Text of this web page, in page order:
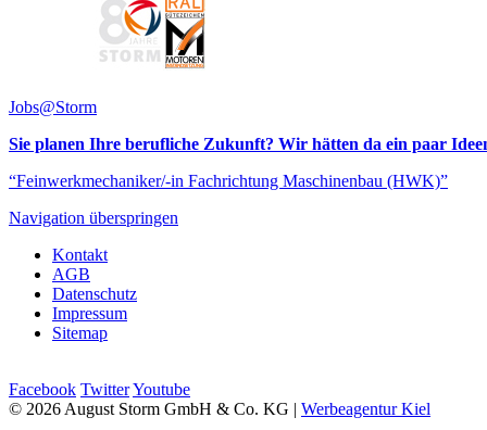
Jobs@Storm
Sie planen Ihre berufliche Zukunft? Wir hätten da ein paar
“Feinwerkmechaniker/-in Fachrichtung Maschinenbau (HWK)”
Navigation überspringen
Kontakt
AGB
Datenschutz
Impressum
Sitemap
Facebook TwitterYoutube
© 2026 August Storm GmbH & Co. KG | Werbeagentur Kiel